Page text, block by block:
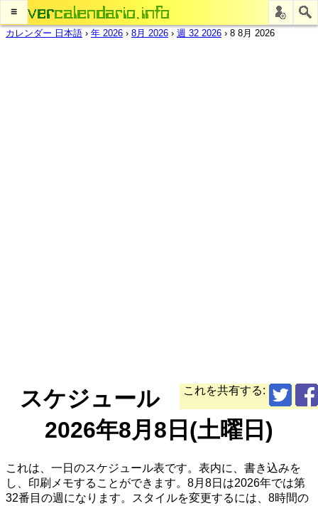
≡
カレンダー 日本語 › 年 2026 › 8月 2026 › 週 32 2026 › 8 8月 2026
これを共有する:
スケジュール
2026年8月8日(土曜日)
これは、一日のスケジュール表です。表内に、書き込みを
し、印刷メモすることができます。8月8日は2026年では第
32番目の週になります。スタイルを変更するには、8時間の